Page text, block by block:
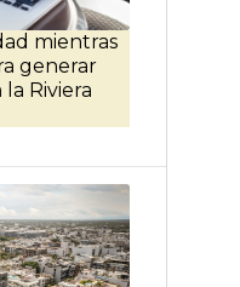
mientras
generar
la Riviera